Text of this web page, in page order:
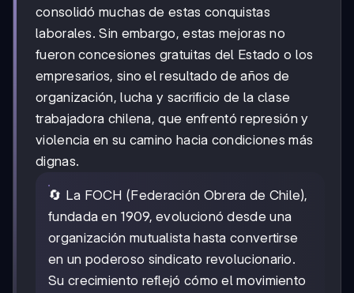
consolidó muchas de estas conquistas
laborales. Sin embargo, estas mejoras no
fueron concesiones gratuitas del Estado o los
empresarios, sino el resultado de años de
organización, lucha y sacrificio de la clase
trabajadora chilena, que enfrentó represión y
violencia en su camino hacia condiciones más
dignas.
🔄 La FOCH (Federación Obrera de Chile),
fundada en 1909, evolucionó desde una
organización mutualista hasta convertirse
en un poderoso sindicato revolucionario.
Su crecimiento reflejó cómo el movimiento